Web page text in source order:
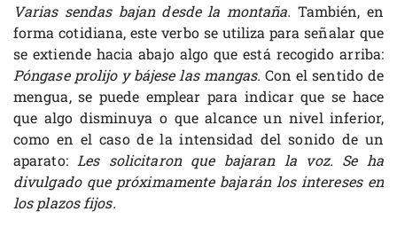
Varias sendas bajan desde la montaña. También, en
forma cotidiana, este verbo se utiliza para señalar que
se extiende hacia abajo algo que está recogido arriba:
Póngase prolijo y bájese las mangas.Con el sentido de
mengua, se puede emplear para indicar que se hace
que algo disminuya o que alcance un nivel inferior,
como en el caso de la intensidad del sonido de un
aparato: Les solicitaron que bajaran la voz. Se ha
divulgado que próximamente bajarán los intereses en
los plazos fijos.